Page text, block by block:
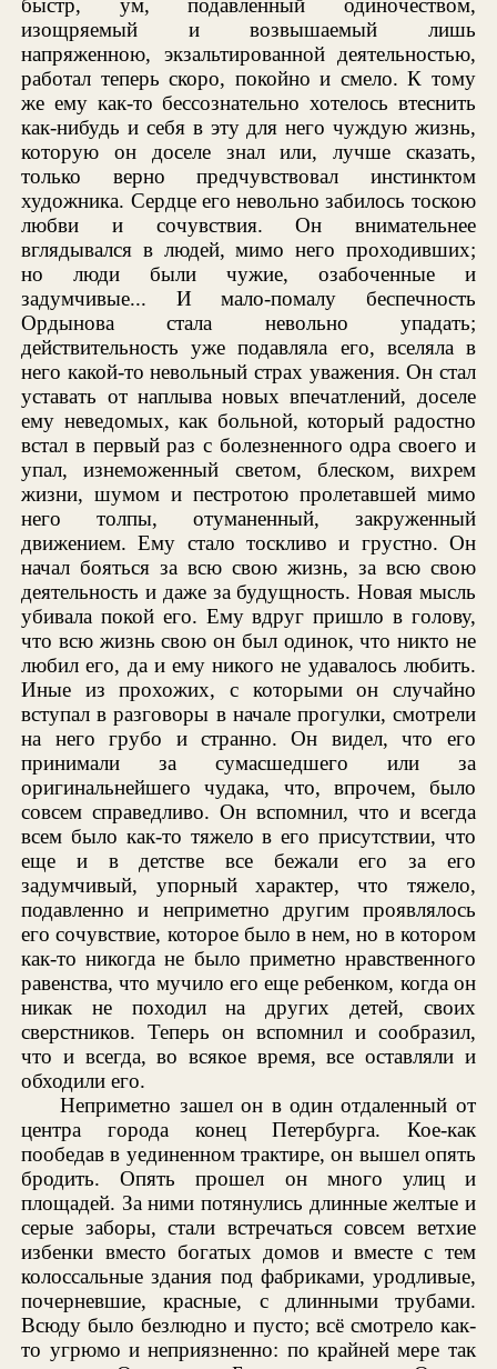
быстр, ум, подавленный одиночеством,
изощряемый и возвышаемый лишь
напряженною, экзальтированной деятельностью,
работал теперь скоро, покойно и смело. К тому
же ему как-то бессознательно хотелось втеснить
как-нибудь и себя в эту для него чуждую жизнь,
которую он доселе знал или, лучше сказать,
только верно предчувствовал инстинктом
художника. Сердце его невольно забилось тоскою
любви и сочувствия. Он внимательнее
вглядывался в людей, мимо него проходивших;
но люди были чужие, озабоченные и
задумчивые... И мало-помалу беспечность
Ордынова стала невольно упадать;
действительность уже подавляла его, вселяла в
него какой-то невольный страх уважения. Он стал
уставать от наплыва новых впечатлений, доселе
ему неведомых, как больной, который радостно
встал в первый раз с болезненного одра своего и
упал, изнеможенный светом, блеском, вихрем
жизни, шумом и пестротою пролетавшей мимо
него толпы, отуманенный, закруженный
движением. Ему стало тоскливо и грустно. Он
начал бояться за всю свою жизнь, за всю свою
деятельность и даже за будущность. Новая мысль
убивала покой его. Ему вдруг пришло в голову,
что всю жизнь свою он был одинок, что никто не
любил его, да и ему никого не удавалось любить.
Иные из прохожих, с которыми он случайно
вступал в разговоры в начале прогулки, смотрели
на него грубо и странно. Он видел, что его
принимали за сумасшедшего или за
оригинальнейшего чудака, что, впрочем, было
совсем справедливо. Он вспомнил, что и всегда
всем было как-то тяжело в его присутствии, что
еще и в детстве все бежали его за его
задумчивый, упорный характер, что тяжело,
подавленно и неприметно другим проявлялось
его сочувствие, которое было в нем, но в котором
как-то никогда не было приметно нравственного
равенства, что мучило его еще ребенком, когда он
никак не походил на других детей, своих
сверстников. Теперь он вспомнил и сообразил,
что и всегда, во всякое время, все оставляли и
обходили его.
Неприметно зашел он в один отдаленный от
центра города конец Петербурга. Кое-как
пообедав в уединенном трактире, он вышел опять
бродить. Опять прошел он много улиц и
площадей. За ними потянулись длинные желтые и
серые заборы, стали встречаться совсем ветхие
избенки вместо богатых домов и вместе с тем
колоссальные здания под фабриками, уродливые,
почерневшие, красные, с длинными трубами.
Всюду было безлюдно и пусто; всё смотрело как-
то угрюмо и неприязненно: по крайней мере так